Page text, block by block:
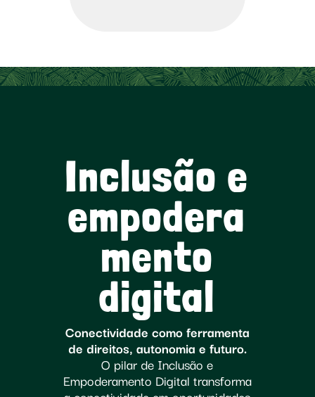
Inclusão e
empodera
mento
digital
Conectividade como ferramenta
de direitos, autonomia e futuro.
O pilar de Inclusão e
Empoderamento Digital transforma